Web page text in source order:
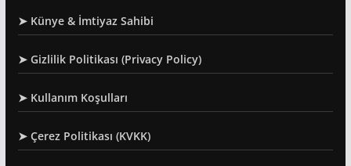
➤ Künye & İmtiyaz Sahibi
➤ Gizlilik Politikası (Privacy Policy)
➤ Kullanım Koşulları
➤ Çerez Politikası (KVKK)